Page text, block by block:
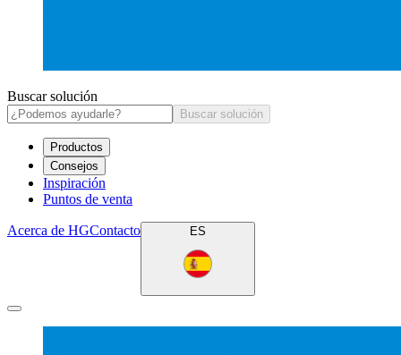
Buscar solución
Buscar solución
Productos
Consejos
Inspiración
Puntos de venta
Acerca de HGContacto ES